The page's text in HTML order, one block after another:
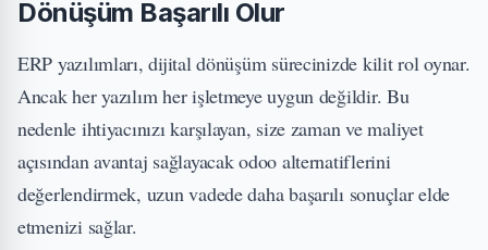
Dönüşüm Başarılı Olur
ERP yazılımları, dijital dönüşüm sürecinizde kilit rol oynar.
Ancak her yazılım her işletmeye uygun değildir. Bu
nedenle ihtiyacınızı karşılayan, size zaman ve maliyet
açısından avantaj sağlayacak odoo alternatiflerini
değerlendirmek, uzun vadede daha başarılı sonuçlar elde
etmenizi sağlar.